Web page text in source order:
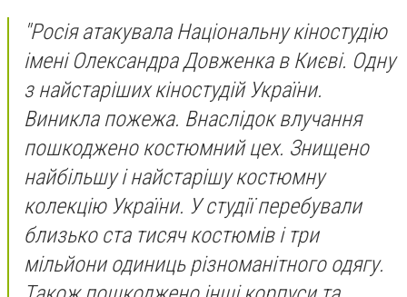
"Росія атакувала Національну кіностудію
імені Олександра Довженка в Києві. Одну
з найстаріших кіностудій України.
Виникла пожежа. Внаслідок влучання
пошкоджено костюмний цех. Знищено
найбільшу і найстарішу костюмну
колекцію України. У студії перебували
близько ста тисяч костюмів і три
мільйони одиниць різноманітного одягу.